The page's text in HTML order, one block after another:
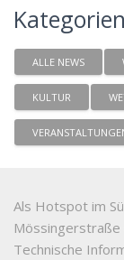
Kategorien
ALLE NEWS
KULTUR
Als Hotspot im
Technische